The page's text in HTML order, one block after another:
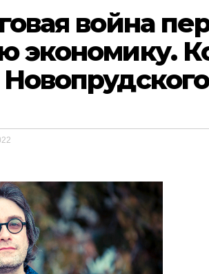
война
экономику.